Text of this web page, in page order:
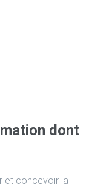
dont
et concevoir la